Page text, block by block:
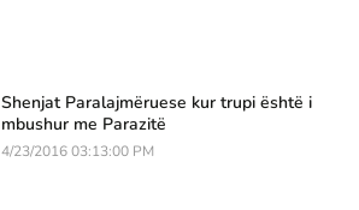
Shenjat Paralajmëruese kur trupi është i
mbushur me Parazitë
4/23/2016 03:13:00 PM